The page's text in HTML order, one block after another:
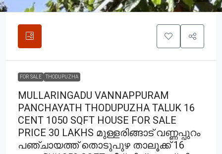
FOR SALE THODUPUZHA
MULLARINGADU VANNAPPURAM
PANCHAYATH THODUPUZHA TALUK 16
CENT 1050 SQFT HOUSE FOR SALE
PRICE 30 LAKHS മുള്ളരിങ്ങാട് വണ്ണപ്പുറം
പഞ്ചായത്ത് തൊടുപുഴ താലൂക്ക് 16